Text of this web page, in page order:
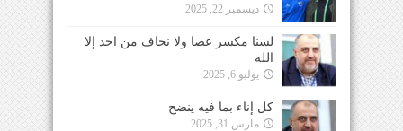
ديسمبر 22, 2025
لسنا مكسر عصا ولا نخاف من احد إلا
الله
يوليو 6, 2025
كل إناء بما فيه ينضح
مارس 31, 2025